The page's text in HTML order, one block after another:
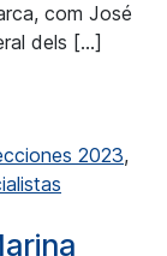
com José
dels […]
2023,